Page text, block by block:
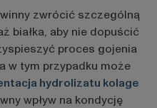
zwrócić szczególną
białka, aby nie dopuścić
proces gojenia
w tym przypadku może
hydrolizatu kolage
wpływ na kondycję